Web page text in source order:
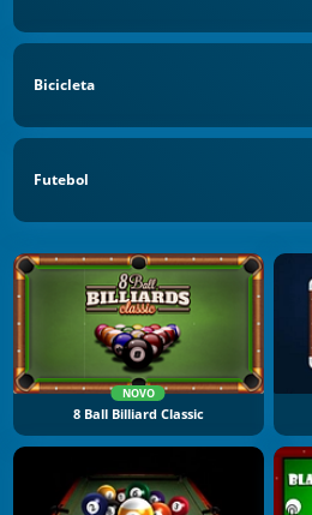
Bicicleta
Futebol
NOVO
8 Ball Billiard Classic